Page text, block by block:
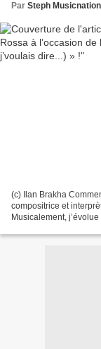
Par Steph Musicnation
(c) Ilan Brakha Comment te présenterais-tu à nos lecteurs ? Je suis autrice,
compositrice et
Musicalement,